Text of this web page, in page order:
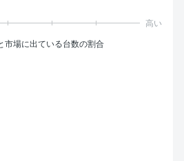
市場に出ている台数の割合